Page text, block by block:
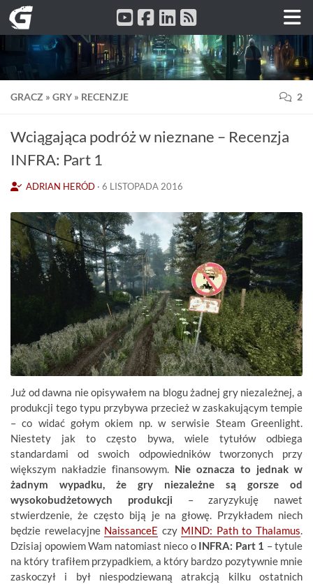
Przeskocz do treści
GRACZ » GRY » RECENZJE 2
Wciągająca podróż w nieznane – Recenzja
INFRA: Part 1
ADRIAN HERÓD · 6 LISTOPADA 2016
Już od dawna nie opisywałem na blogu żadnej gry niezależnej, a
produkcji tego typu przybywa przecież w zaskakującym tempie
– co widać gołym okiem np. w serwisie Steam Greenlight.
Niestety jak to często bywa, wiele tytułów odbiega
standardami od swoich odpowiedników tworzonych przy
większym nakładzie finansowym. Nie oznacza to jednak w
żadnym wypadku, że gry niezależne są gorsze od
wysokobudżetowych produkcji – zaryzykuję nawet
stwierdzenie, że często biją je na głowę. Przykładem niech
będzie rewelacyjne NaissanceE czy MIND: Path to Thalamus.
Dzisiaj opowiem Wam natomiast nieco o INFRA: Part 1 – tytule
na który trafiłem przypadkiem, a który bardzo pozytywnie mnie
zaskoczył i był niespodziewaną atrakcją kilku ostatnich